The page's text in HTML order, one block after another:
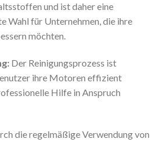
und ist daher eine
Wahl für Unternehmen, die ihre
möchten.
Der Reinigungsprozess ist
ihre Motoren effizient
Hilfe in Anspruch
die regelmäßige Verwendung von